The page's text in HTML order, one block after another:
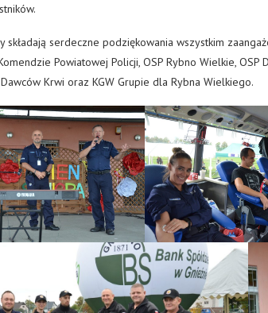
składają serdeczne podziękowania wszystkim
Powiatowej Policji, OSP Rybno Wielkie, OSP
Krwi oraz KGW Grupie dla Rybna Wielkiego.